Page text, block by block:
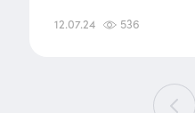
12.07.24 536